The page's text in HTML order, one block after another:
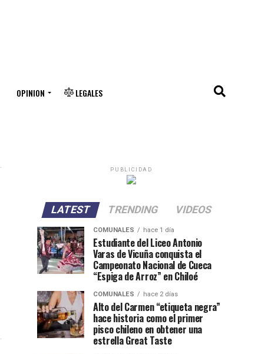
OPINION LEGALES
PUBLICIDAD
LATEST TRENDING VIDEOS
COMUNALES hace 1 día
Estudiante del Liceo Antonio
Varas de Vicuña conquista el
Campeonato Nacional de Cueca
“Espiga de Arroz” en Chiloé
COMUNALES hace 2 días
Alto del Carmen “etiqueta negra”
hace historia como el primer
pisco chileno en obtener una
estrella Great Taste